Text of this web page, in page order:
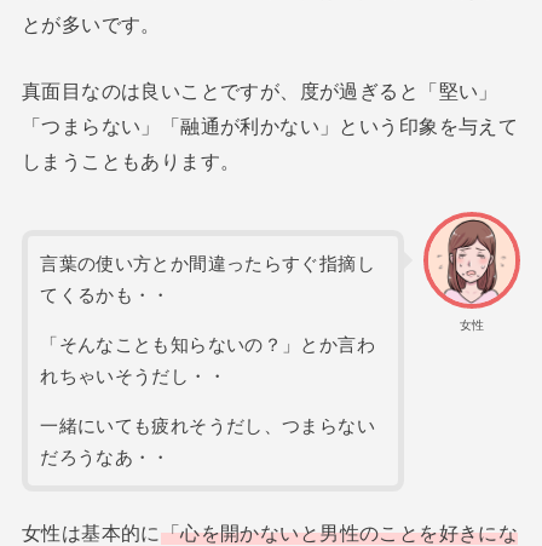
とが多いです。
真面目なのは良いことですが、度が過ぎると「堅い」
「つまらない」「融通が利かない」という印象を与えて
しまうこともあります。
女性
言葉の使い方とか間違ったらすぐ指摘し
てくるかも・・
「そんなことも知らないの？」とか言わ
れちゃいそうだし・・
一緒にいても疲れそうだし、つまらない
だろうなあ・・
女性は基本的に「心を開かないと男性のことを好きにな